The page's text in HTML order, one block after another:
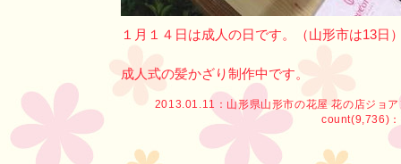
１月１４日は成人の日です。（山形市は13日
成人式の髪かざり制作中です。
2013.01.11： 山形県山形市の花屋 花の店ジョ
count(9,736)